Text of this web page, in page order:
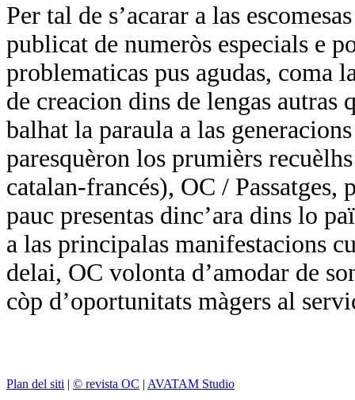
Per tal de s’acarar a las
publicat de numeròs especials e
problematicas pus agudas, coma
de creacion dins de lengas autras
balhat la paraula a las
paresquèron los prumièrs
catalan-francés), OC / Passatges,
pauc presentas dinc’ara dins lo
a las principalas manifestacions
delai, OC volonta d’amodar de
còp d’oportunitats màgers al
Plan del siti | © revista OC | AVATAM Studio